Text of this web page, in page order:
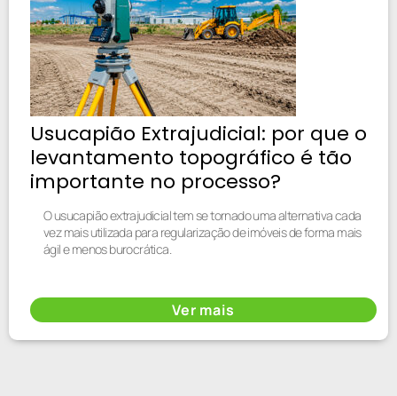
Usucapião Extrajudicial: por que o
levantamento topográfico é tão
importante no processo?
O usucapião extrajudicial tem se tornado uma alternativa cada
vez mais utilizada para regularização de imóveis de forma mais
ágil e menos burocrática.
Ver mais